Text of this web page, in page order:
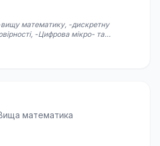
-Цифрова мікро- та
математика